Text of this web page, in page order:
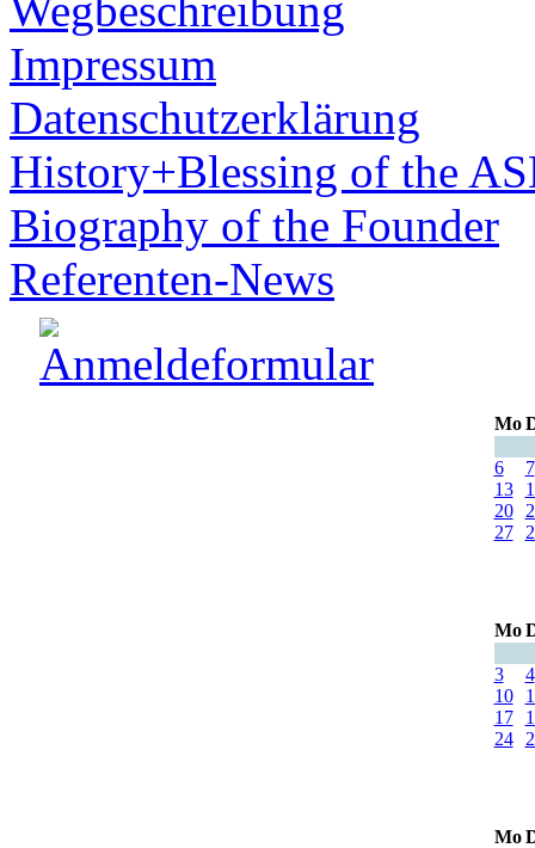
Impressum
Datenschutzerklärung
History+Blessing of the
Biography of the Founder
Referenten-News
Mo
6
7
13
20
27
Mo
3
4
10
17
24
Mo